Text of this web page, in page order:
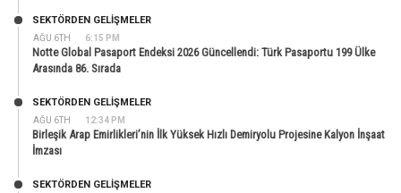
AĞU 6TH 6:15 PM
SEKTÖRDEN GELIŞMELER
Notte Global Pasaport Endeksi 2026 Güncellendi: Türk Pasaportu 199 Ülke
Arasında 86. Sırada
AĞU 6TH 12:34 PM
SEKTÖRDEN GELIŞMELER
Birleşik Arap Emirlikleri’nin İlk Yüksek Hızlı Demiryolu Projesine Kalyon İnşaat
İmzası
SEKTÖRDEN GELIŞMELER